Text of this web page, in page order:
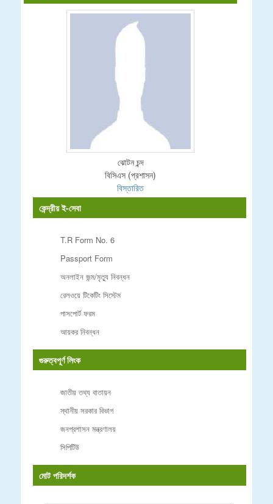
ঝোটন চন্দ
বিসিএস (প্রশাসন)
বিস্তারিত
কেন্দ্রীয় ই-সেবা
T.R Form No. 6
Passport Form
অনলাইন জন্ম/মৃত্যু নিবন্ধন
রেলওয়ে টিকেটিং সিস্টেম
পাসপোর্ট ফরম
আয়কর নিবন্ধন
গুরুত্বপূর্ণ লিংক
জাতীয় তথ্য বাতায়ন
স্থানীয় সরকার বিভাগ
জনপ্রশাসন মন্ত্রণালয়
সিপিটিউ
মোট পরিদর্শক